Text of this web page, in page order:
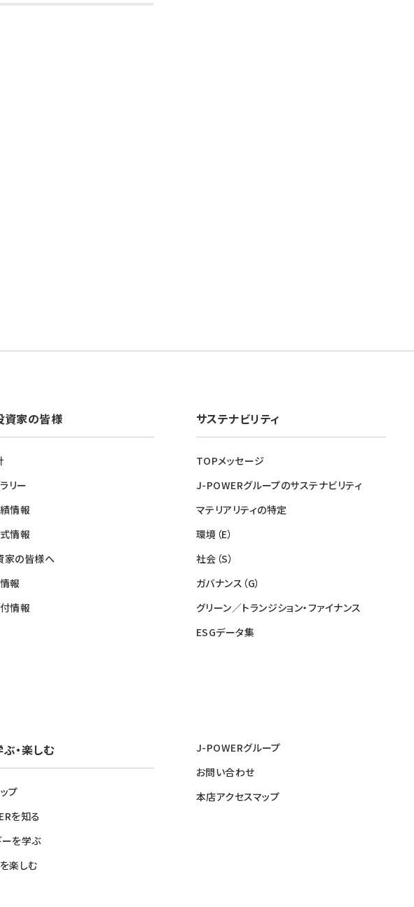
資家の皆様
リー
情報
情報
家の皆様へ
報
情報
サステナビリティ
TOPメッセージ
J-POWERグループのサステナビリティ
マテリアリティの特定
環境（E）
社会（S）
ガバナンス（G）
グリーン／トランジション・ファイナンス
ESGデータ集
ぶ・楽しむ
プ
を知る
を学ぶ
楽しむ
J-POWERグループ
お問い合わせ
本店アクセスマップ